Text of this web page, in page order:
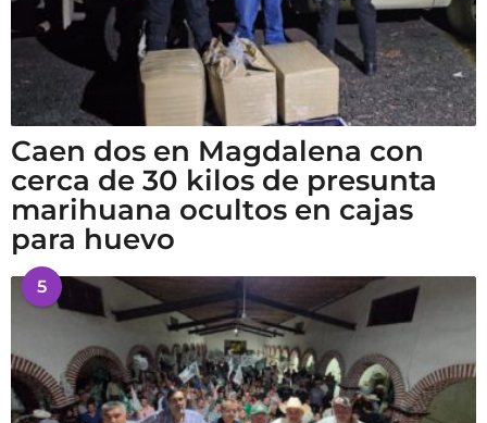
Caen dos en Magdalena con
cerca de 30 kilos de presunta
marihuana ocultos en cajas
para huevo
5